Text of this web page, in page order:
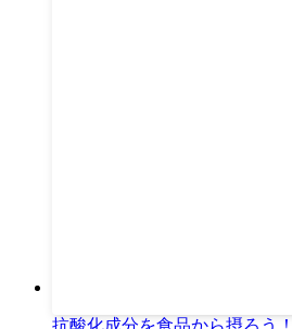
抗酸化成分を食品から摂ろう！